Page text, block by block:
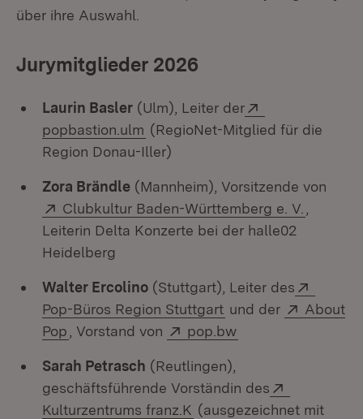
über ihre Auswahl.
Jurymitglieder 2026
Laurin Basler (Ulm), Leiter der
popbastion.ulm (Öffnet in neuem Fenster)
(RegioNet-Mitglied für die
Region Donau-Iller)
Zora Brändle (Mannheim), Vorsitzende von
Extern:
Clubkultur Baden-Württemberg e. V.
Leiterin Delta Konzerte bei der halle02
Heidelberg
Walter Ercolino (Stuttgart), Leiter des
Pop-Büros Region Stuttgart (Öffnet in neuem
und der Extern:
About
Pop (Öffnet in neuem Fenster)
, Vorstand von Extern:
pop.bw
Sarah Petrasch (Reutlingen),
geschäftsführende Vorständin des
Kulturzentrums franz.K (Öffnet in neuem Fenster)
(ausgezeichnet mit